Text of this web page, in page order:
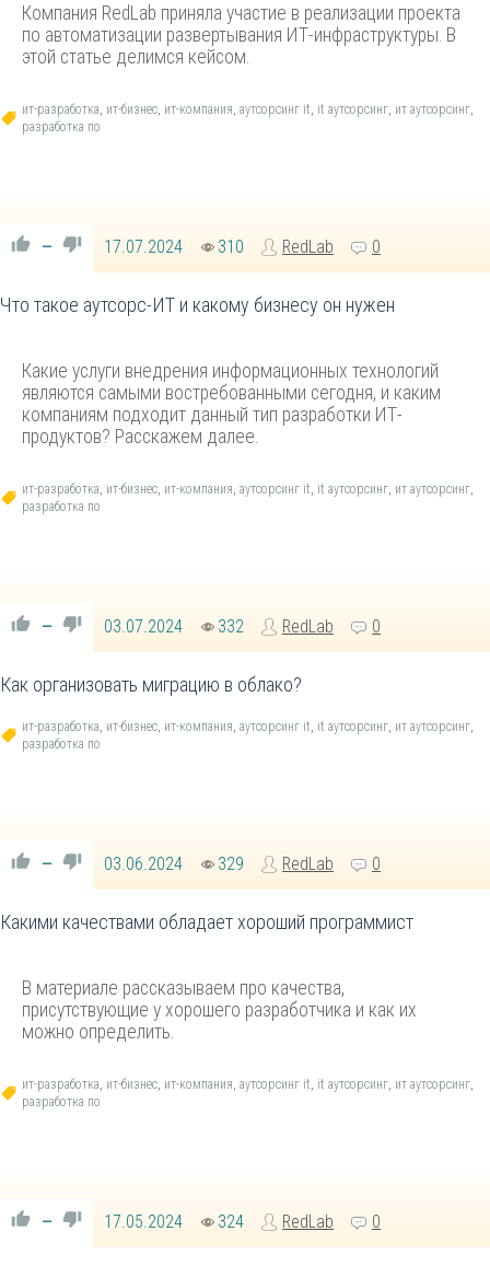
Компания RedLab приняла участие в реализации проекта
по автоматизации развертывания ИТ-инфраструктуры. В
этой статье делимся кейсом.
ит-разработка ит-бизнес ит-компания аутсорсинг it it аутсорсинг ит аутсорсинг
разработка по
— 17.07.2024 310 RedLab 0
Что такое аутсорс-ИТ и какому бизнесу он нужен
Какие услуги внедрения информационных технологий
являются самыми востребованными сегодня, и каким
компаниям подходит данный тип разработки ИТ-
продуктов? Расскажем далее.
ит-разработка ит-бизнес ит-компания аутсорсинг it it аутсорсинг ит аутсорсинг
разработка по
— 03.07.2024 332 RedLab 0
Как организовать миграцию в облако?
ит-разработка ит-бизнес ит-компания аутсорсинг it it аутсорсинг ит аутсорсинг
разработка по
— 03.06.2024 329 RedLab 0
Какими качествами обладает хороший программист
В материале рассказываем про качества,
присутствующие у хорошего разработчика и как их
можно определить.
ит-разработка ит-бизнес ит-компания аутсорсинг it it аутсорсинг ит аутсорсинг
разработка по
— 17.05.2024 324 RedLab 0